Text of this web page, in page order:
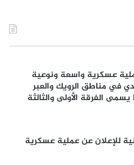
عسكرية واسعة ونوعية
في مناطق الرويك والعبر
الفرقة الأولى والثالثة
للإعلان عن عملية عسكرية